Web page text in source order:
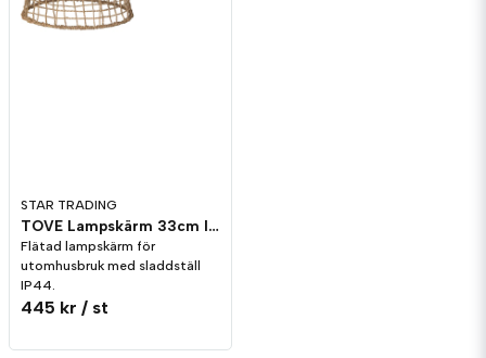
STAR TRADING
TOVE Lampskärm 33cm IP44
Flätad lampskärm för
utomhusbruk med sladdställ
IP44.
445 kr / st